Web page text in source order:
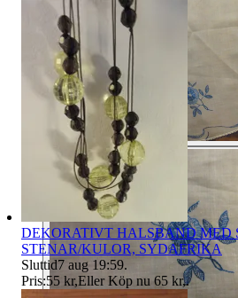
DEKORATIVT HALSBAND MED
STENAR/KULOR, SYDAFRIKA
Sluttid7 aug 19:59.
Pris:55 kr,Eller Köp nu 65 kr,.